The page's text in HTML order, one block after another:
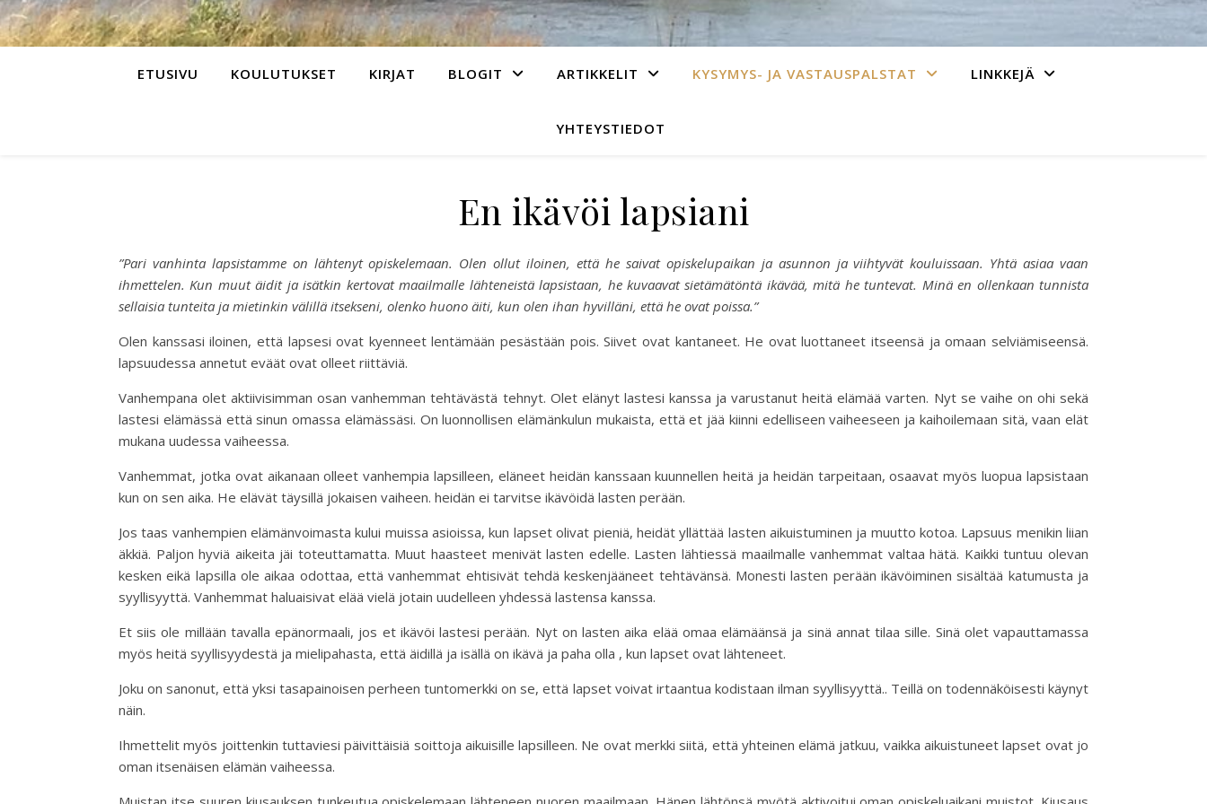
ETUSIVU KOULUTUKSET KIRJAT BLOGIT ARTIKKELIT KYSYMYS- JA VASTAUSPALSTAT LINKKEJÄ
YHTEYSTIEDOT
En ikävöi lapsiani
”Pari vanhinta lapsistamme on lähtenyt opiskelemaan. Olen ollut iloinen, että he saivat opiskelupaikan ja asunnon ja viihtyvät kouluissaan. Yhtä asiaa vaan
ihmettelen. Kun muut äidit ja isätkin kertovat maailmalle lähteneistä lapsistaan, he kuvaavat sietämätöntä ikävää, mitä he tuntevat. Minä en ollenkaan tunnista
sellaisia tunteita ja mietinkin välillä itsekseni, olenko huono äiti, kun olen ihan hyvilläni, että he ovat poissa.”
Olen kanssasi iloinen, että lapsesi ovat kyenneet lentämään pesästään pois. Siivet ovat kantaneet. He ovat luottaneet itseensä ja omaan selviämiseensä.
lapsuudessa annetut eväät ovat olleet riittäviä.
Vanhempana olet aktiivisimman osan vanhemman tehtävästä tehnyt. Olet elänyt lastesi kanssa ja varustanut heitä elämää varten. Nyt se vaihe on ohi sekä
lastesi elämässä että sinun omassa elämässäsi. On luonnollisen elämänkulun mukaista, että et jää kiinni edelliseen vaiheeseen ja kaihoilemaan sitä, vaan elät
mukana uudessa vaiheessa.
Vanhemmat, jotka ovat aikanaan olleet vanhempia lapsilleen, eläneet heidän kanssaan kuunnellen heitä ja heidän tarpeitaan, osaavat myös luopua lapsistaan
kun on sen aika. He elävät täysillä jokaisen vaiheen. heidän ei tarvitse ikävöidä lasten perään.
Jos taas vanhempien elämänvoimasta kului muissa asioissa, kun lapset olivat pieniä, heidät yllättää lasten aikuistuminen ja muutto kotoa. Lapsuus menikin liian
äkkiä. Paljon hyviä aikeita jäi toteuttamatta. Muut haasteet menivät lasten edelle. Lasten lähtiessä maailmalle vanhemmat valtaa hätä. Kaikki tuntuu olevan
kesken eikä lapsilla ole aikaa odottaa, että vanhemmat ehtisivät tehdä keskenjääneet tehtävänsä. Monesti lasten perään ikävöiminen sisältää katumusta ja
syyllisyyttä. Vanhemmat haluaisivat elää vielä jotain uudelleen yhdessä lastensa kanssa.
Et siis ole millään tavalla epänormaali, jos et ikävöi lastesi perään. Nyt on lasten aika elää omaa elämäänsä ja sinä annat tilaa sille. Sinä olet vapauttamassa
myös heitä syyllisyydestä ja mielipahasta, että äidillä ja isällä on ikävä ja paha olla , kun lapset ovat lähteneet.
Joku on sanonut, että yksi tasapainoisen perheen tuntomerkki on se, että lapset voivat irtaantua kodistaan ilman syyllisyyttä.. Teillä on todennäköisesti käynyt
näin.
Ihmettelit myös joittenkin tuttaviesi päivittäisiä soittoja aikuisille lapsilleen. Ne ovat merkki siitä, että yhteinen elämä jatkuu, vaikka aikuistuneet lapset ovat jo
oman itsenäisen elämän vaiheessa.